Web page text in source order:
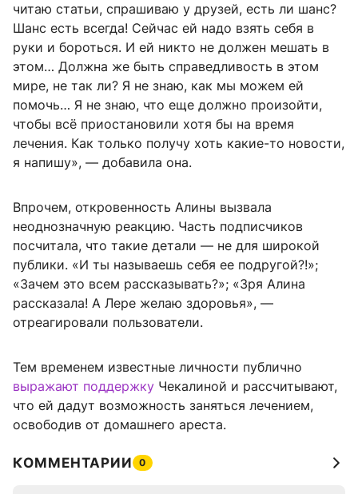
читаю статьи, спрашиваю у друзей, есть ли шанс?
Шанс есть всегда! Сейчас ей надо взять себя в
руки и бороться. И ей никто не должен мешать в
этом… Должна же быть справедливость в этом
мире, не так ли? Я не знаю, как мы можем ей
помочь… Я не знаю, что еще должно произойти,
чтобы всё приостановили хотя бы на время
лечения. Как только получу хоть какие-то новости,
я напишу», — добавила она.
Впрочем, откровенность Алины вызвала
неоднозначную реакцию. Часть подписчиков
посчитала, что такие детали — не для широкой
публики. «И ты называешь себя ее подругой?!»;
«Зачем это всем рассказывать?»; «Зря Алина
рассказала! А Лере желаю здоровья», —
отреагировали пользователи.
Тем временем известные личности публично
выражают поддержку Чекалиной и рассчитывают,
что ей дадут возможность заняться лечением,
освободив от домашнего ареста.
КОММЕНТАРИИ 0